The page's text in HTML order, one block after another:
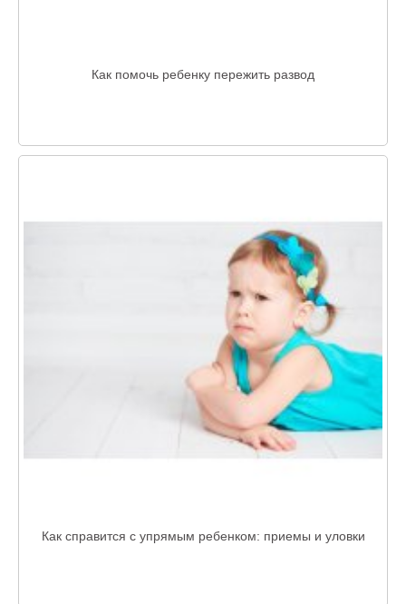
Как помочь ребенку пережить развод
Как справится с упрямым ребенком: приемы и уловки